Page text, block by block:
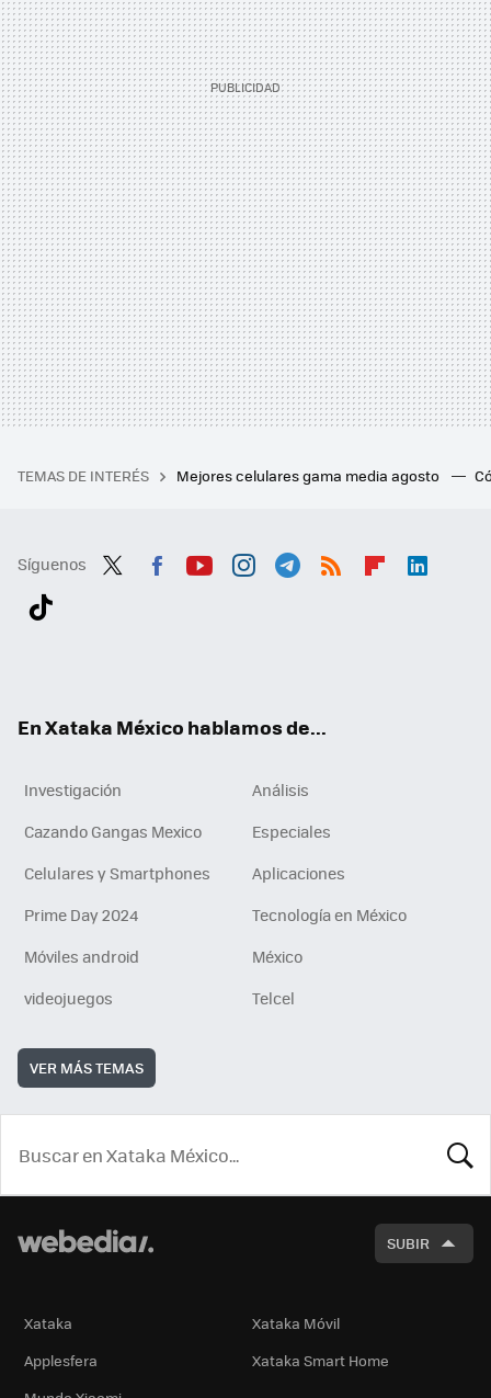
TEMAS DE INTERÉS Mejores celulares gama media agosto
Síguenos
En Xataka México hablamos de...
Investigación
Análisis
Cazando Gangas Mexico
Especiales
Celulares y Smartphones
Aplicaciones
Prime Day 2024
Tecnología en México
Móviles android
México
videojuegos
Telcel
VER MÁS TEMAS
SUBIR
Xataka
Xataka Móvil
Applesfera
Xataka Smart Home